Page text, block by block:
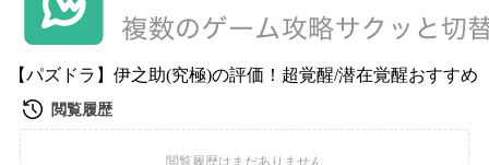
【パズドラ】伊之助(究極)の評価！超覚醒/潜在覚醒おすすめ